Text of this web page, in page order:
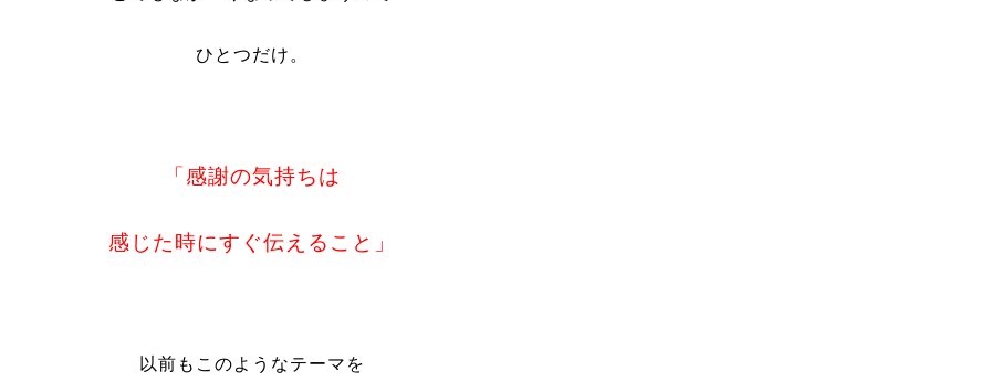
ひとつだけ。
「感謝の気持ちは
感じた時にすぐ伝えること」
以前もこのようなテーマを